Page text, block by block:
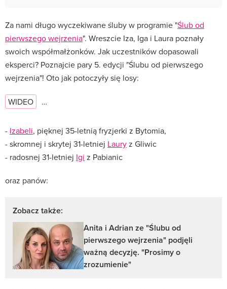
Za nami długo wyczekiwane śluby w programie "Ślub od
pierwszego wejrzenia". Wreszcie Iza, Iga i Laura poznały
swoich współmałżonków. Jak uczestników dopasowali
eksperci? Poznajcie pary 5. edycji "Ślubu od pierwszego
wejrzenia"! Oto jak potoczyły się losy:
WIDEO …
- Izabeli, pięknej 35-letnią fryzjerki z Bytomia,
- skromnej i skrytej 31-letniej Lauryz Gliwic
- radosnej 31-letniej Igi z Pabianic
oraz panów:
Zobacz także:
Anita i Adrian ze "Ślubu od
pierwszego wejrzenia" podjęli
ważną decyzję. "Prosimy o
zrozumienie"